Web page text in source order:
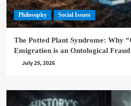
Philosophy Social Issues
The Potted Plant Syndrome: Why
Emigration is an Ontological Fraud
July 29, 2026